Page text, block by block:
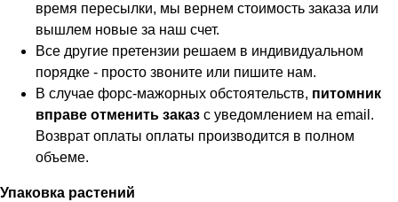
время пересылки, мы вернем стоимость заказа или
вышлем новые за наш счет.
Все другие претензии решаем в индивидуальном
порядке - просто звоните или пишите нам.
В случае форс-мажорных обстоятельств, питомник
вправе отменить заказ с уведомлением на email.
Возврат оплаты оплаты производится в полном
объеме.
Упаковка растений